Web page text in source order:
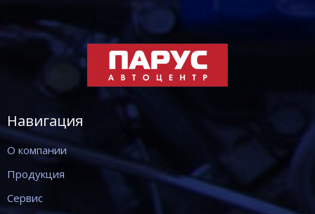
Навигация
О компании
Продукция
Сервис